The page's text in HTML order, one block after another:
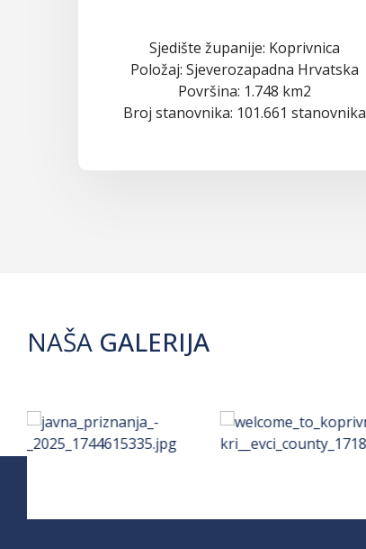
Sjedište županije: Koprivnica
Položaj: Sjeverozapadna Hrvatska
Površina: 1.748 km2
Broj stanovnika: 101.661 stanovnika
NAŠA GALERIJA